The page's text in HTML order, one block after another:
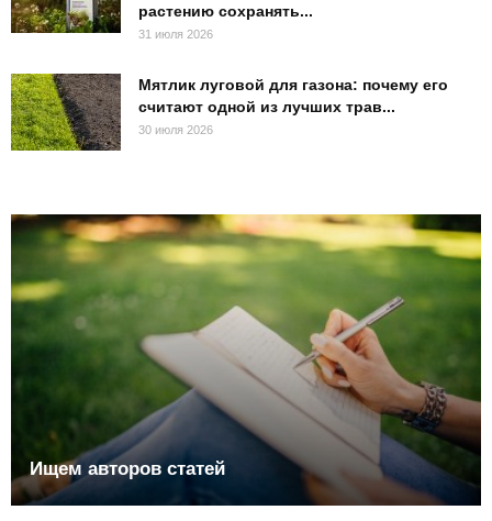
растению сохранять...
31 июля 2026
Мятлик луговой для газона: почему его
считают одной из лучших трав...
30 июля 2026
Ищем авторов статей